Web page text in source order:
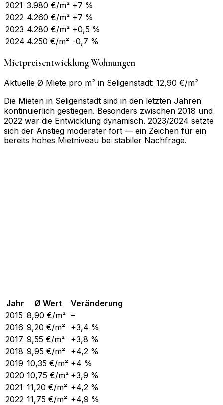
2021 3.980 €/m² +7 %
2022 4.260 €/m² +7 %
2023 4.280 €/m² +0,5 %
2024 4.250 €/m² -0,7 %
Mietpreisentwicklung Wohnungen
Aktuelle Ø Miete pro m² in Seligenstadt: 12,90 €/m²
Die Mieten in Seligenstadt sind in den letzten Jahren
kontinuierlich gestiegen. Besonders zwischen 2018 und
2022 war die Entwicklung dynamisch. 2023/2024 setzte
sich der Anstieg moderater fort — ein Zeichen für ein
bereits hohes Mietniveau bei stabiler Nachfrage.
Jahr Ø Wert
Veränderung
2015 8,90 €/m² –
2016 9,20 €/m² +3,4 %
2017 9,55 €/m²
+3,8 %
2018 9,95 €/m² +4,2 %
2019 10,35 €/m² +4 %
2020 10,75 €/m² +3,9 %
2021 11,20 €/m² +4,2 %
2022 11,75 €/m² +4,9 %